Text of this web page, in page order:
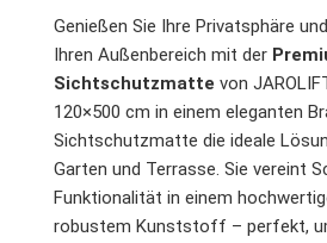
Genießen Sie Ihre Privatsphäre
Ihren Außenbereich mit der
Sichtschutzmatte von
120×500 cm in einem eleganten
Sichtschutzmatte die ideale
Garten und Terrasse. Sie vereint
Funktionalität in einem
robustem Kunststoff – perfekt,